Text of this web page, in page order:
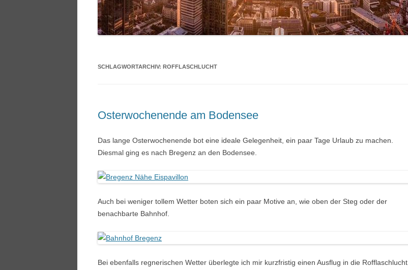
SCHLAGWORTARCHIV: ROFFLASCHLUCHT
Osterwochenende am Bodensee
Das lange Osterwochenende bot eine ideale Gelegenheit, ein paar Tage Urlaub zu machen.
Diesmal ging es nach Bregenz an den Bodensee.
Auch bei weniger tollem Wetter boten sich ein paar Motive an, wie oben der Steg oder der
benachbarte Bahnhof.
Bei ebenfalls regnerischen Wetter überlegte ich mir kurzfristig einen Ausflug in die Rofflaschlucht.